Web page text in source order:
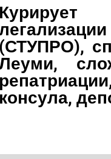
(СТУПРО),
консула,